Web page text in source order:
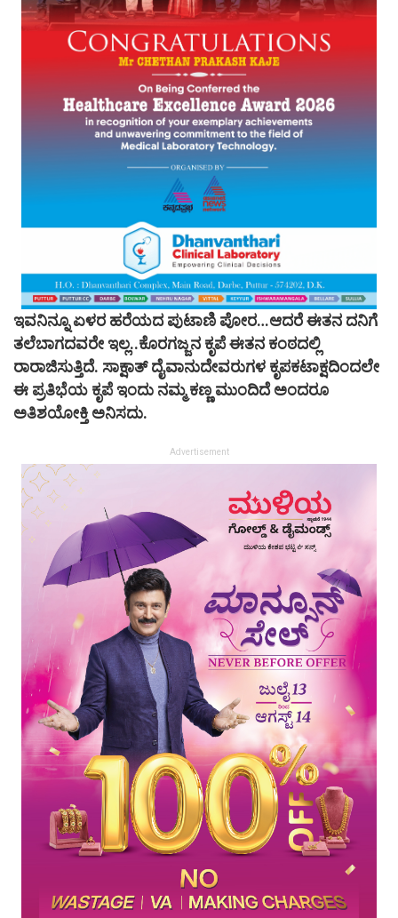
ಇವನಿನ್ನೂ ಏಳರ ಹರೆಯದ ಪುಟಾಣಿ ಪೋರ…ಆದರೆ ಈತನ ದನಿಗೆ
ತಲೆಬಾಗದವರೇ ಇಲ್ಲ..ಕೊರಗಜ್ಜನ ಕೃಪೆ ಈತನ ಕಂಠದಲ್ಲಿ
ರಾರಾಜಿಸುತ್ತಿದೆ. ಸಾಕ್ಷಾತ್ ದೈವಾನುದೇವರುಗಳ ಕೃಪಕಟಾಕ್ಷದಿಂದಲೇ
ಈ ಪ್ರತಿಭೆಯ ಕೃಪೆ ಇಂದು ನಮ್ಮ ಕಣ್ಣ ಮುಂದಿದೆ ಅಂದರೂ
ಅತಿಶಯೋಕ್ತಿ ಅನಿಸದು.
Advertisement